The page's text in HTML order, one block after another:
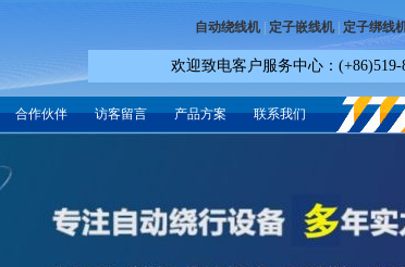
自动绕线机| 定子嵌线机| 定子绑线
欢迎致电客户服务中心：(+86)519-
合作伙伴 访客留言 产品方案 联系我们